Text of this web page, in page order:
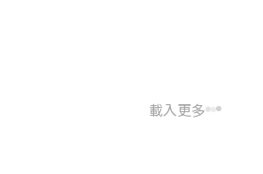
載入更多